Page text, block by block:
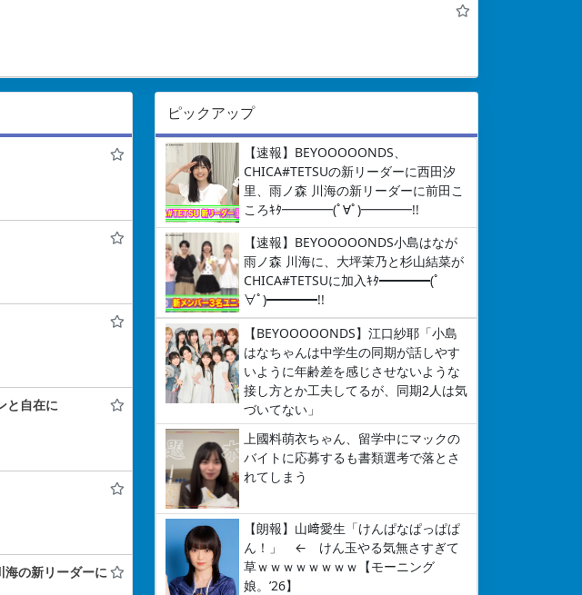
ピックアップ
【速報】BEYOOOOONDS、
CHICA#TETSUの新リーダーに西田汐
里、雨ノ森 川海の新リーダーに前田こ
ころｷﾀ━━━━(ﾟ∀ﾟ)━━━━!!
【速報】BEYOOOOONDS小島はなが
雨ノ森 川海に、大坪茉乃と杉山結菜が
CHICA#TETSUに加入ｷﾀ━━━━(ﾟ
∀ﾟ)━━━━!!
【BEYOOOOONDS】江口紗耶「小島
はなちゃんは中学生の同期が話しやす
いように年齢差を感じさせないような
接し方とか工夫してるが、同期2人は気
づいてない」
上國料萌衣ちゃん、留学中にマックの
バイトに応募するも書類選考で落とさ
れてしまう
【朗報】山﨑愛生「けんぱなぱっぱぱ
ん！」 ← けん玉やる気無さすぎて
草ｗｗｗｗｗｗｗｗ【モーニング
娘。’26】
と自在に
海の新リーダーに